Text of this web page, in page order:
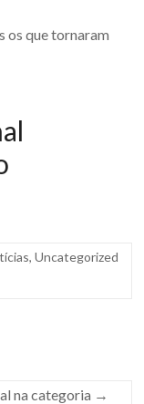
os que tornaram
,Uncategorized
na categoria →